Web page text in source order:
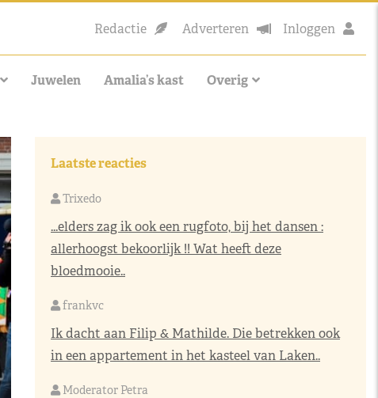
Redactie Adverteren Inloggen
Juwelen Amalia’s kast Overig
Laatste reacties
Trixedo
...elders zag ik ook een rugfoto, bij het dansen :
allerhoogst bekoorlijk !! Wat heeft deze
bloedmooie..
frankvc
Ik dacht aan Filip & Mathilde. Die betrekken ook
in een appartement in het kasteel van Laken..
Moderator Petra